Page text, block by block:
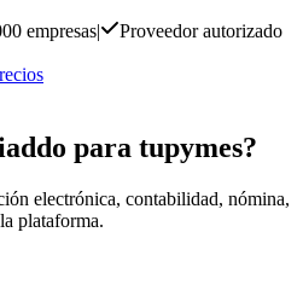
empresas|
Proveedor autorizado
para tupymes?
electrónica, contabilidad, nómina,
plataforma.